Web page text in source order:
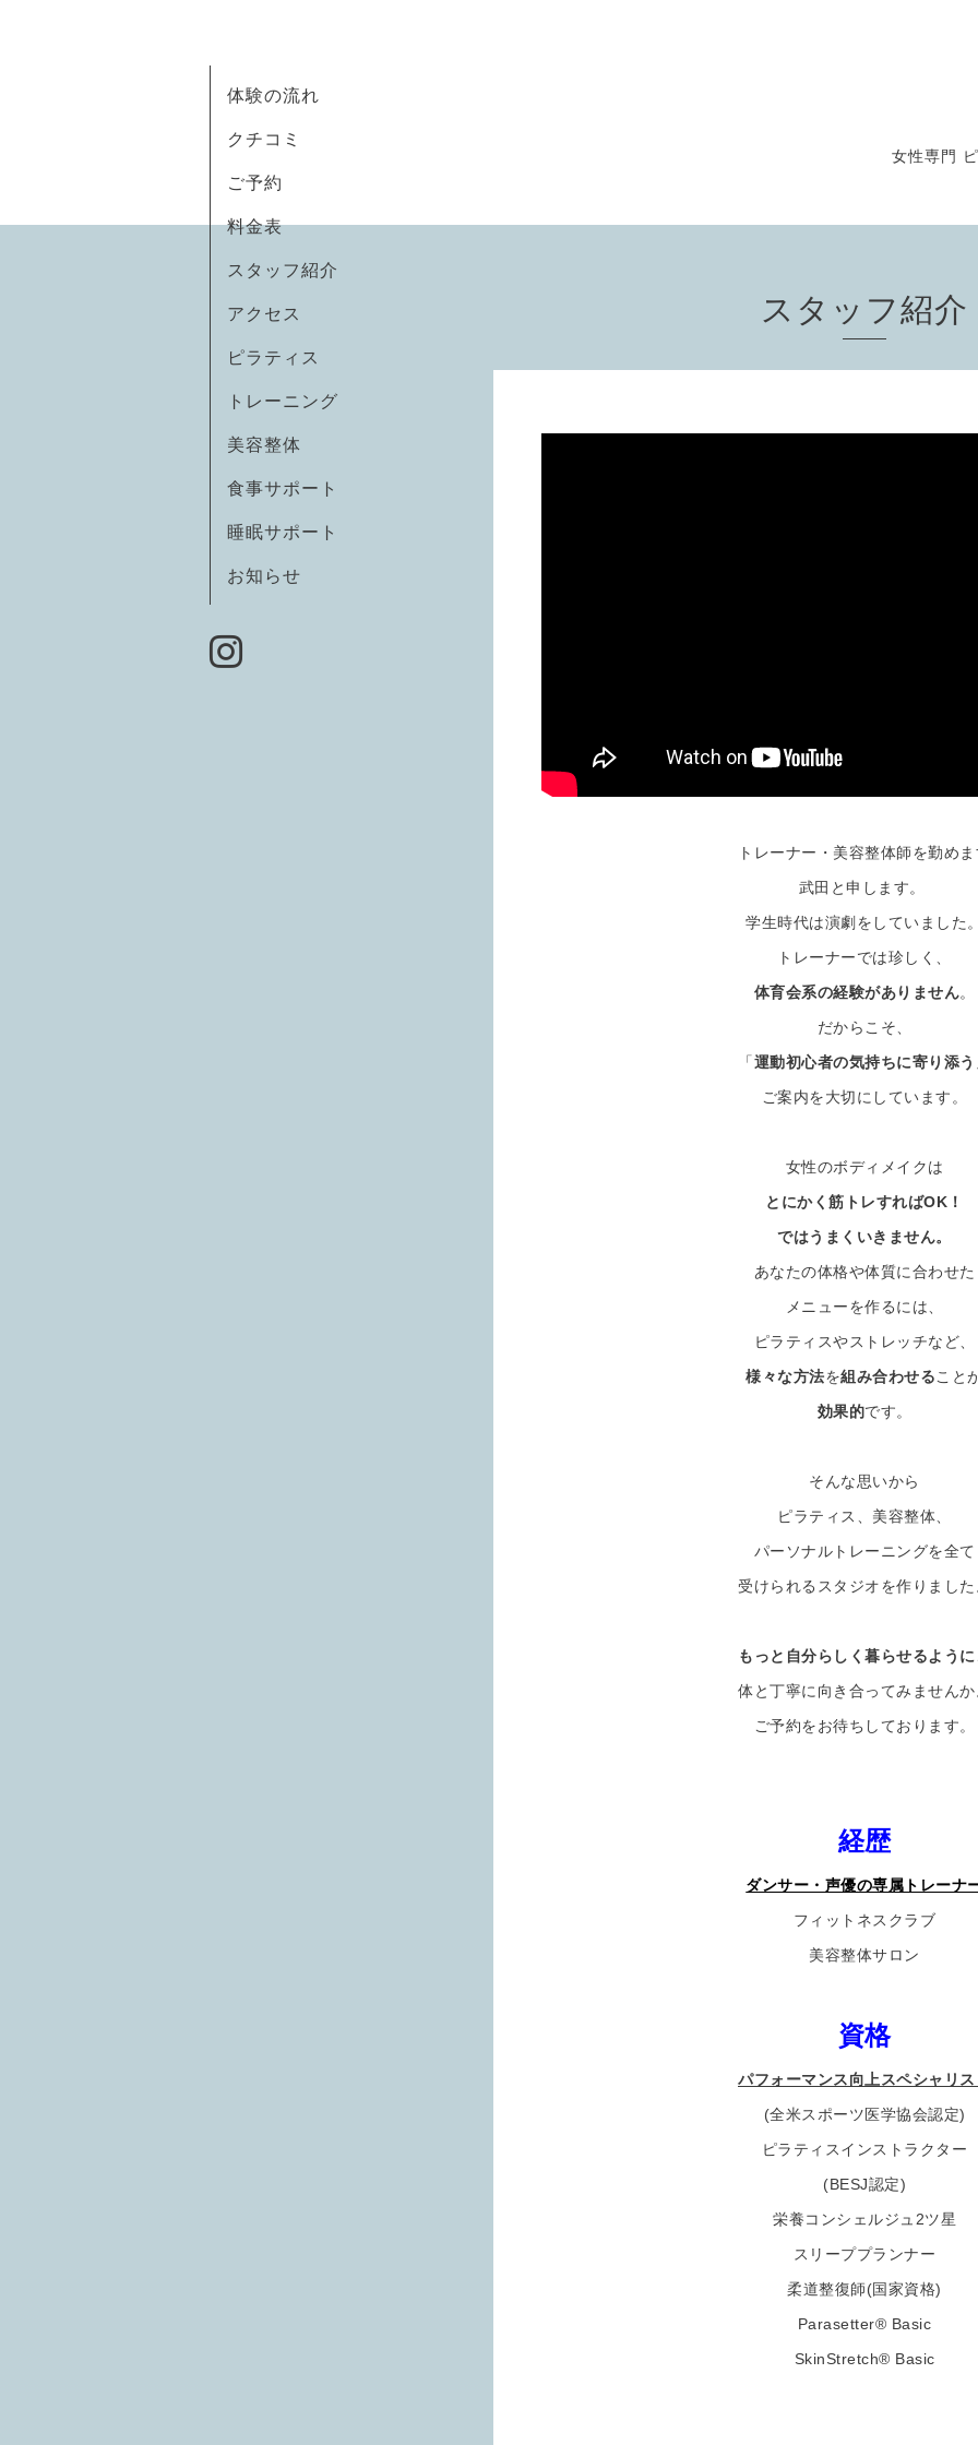
女性専門
体験の流れ
クチコミ
ご予約
料金表
スタッフ紹介
アクセス
ピラティス
トレーニング
美容整体
食事サポート
睡眠サポート
お知らせ
スタッフ紹介
トレーナー・美容整体師を勤め
武田と申します。
学生時代は演劇をしていました
トレーナーでは珍しく、
体育会系の経験がありません。
だからこそ、
「運動初心者の気持ちに寄り添う
ご案内を大切にしています。
女性のボディメイクは
とにかく筋トレすればOK！
ではうまくいきません。
あなたの体格や体質に合わせた
メニューを作るには、
ピラティスやストレッチなど、
様々な方法を組み合わせること
効果的です。
そんな思いから
ピラティス、美容整体、
パーソナルトレーニングを全て
受けられるスタジオを作りまし
もっと自分らしく暮らせるように
体と丁寧に向き合ってみません
ご予約をお待ちしております。
経歴
ダンサー・声優の専属トレーナ
フィットネスクラブ
美容整体サロン
資格
パフォーマンス向上スペシャリ
(全米スポーツ医学協会認定)
ピラティスインストラクター
(BESJ認定)
栄養コンシェルジュ2ツ星
スリーププランナー
柔道整復師(国家資格)
Parasetter®︎ Basic
SkinStretch®︎ Basic